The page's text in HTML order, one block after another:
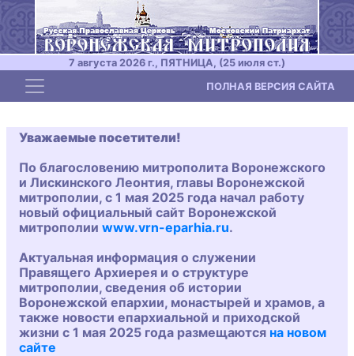
7 августа 2026 г., ПЯТНИЦА, (25 июля ст.)
Toggle navigation ПОЛНАЯ ВЕРСИЯ САЙТА
Уважаемые посетители!
По благословению митрополита Воронежского
и Лискинского Леонтия, главы Воронежской
митрополии, с 1 мая 2025 года начал работу
новый официальный сайт Воронежской
митрополии www.vrn-eparhia.ru.
Актуальная информация о служении
Правящего Архиерея и о структуре
митрополии, сведения об истории
Воронежской епархии, монастырей и храмов, а
также новости епархиальной и приходской
жизни с 1 мая 2025 года размещаются на новом
сайте